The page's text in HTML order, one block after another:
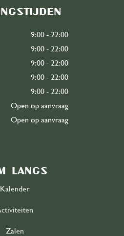
9:00 - 22:00
9:00 - 22:00
9:00 - 22:00
9:00 - 22:00
9:00 - 22:00
Open op aanvraag
Open op aanvraag
langs
Kalender
Zalen